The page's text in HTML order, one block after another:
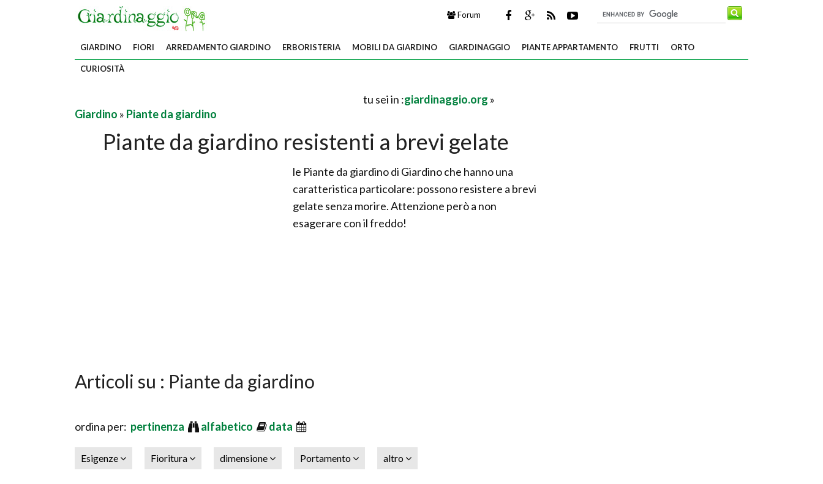
Forum
GIARDINO FIORI ARREDAMENTO GIARDINO ERBORISTERIA MOBILI DA GIARDINO GIARDINAGGIO PIANTE APPARTAMENTO FRUTTI ORTO
CURIOSITÀ
tu sei in :giardinaggio.org »
Giardino » Piante da giardino
Piante da giardino resistenti a brevi gelate
le Piante da giardino di Giardino che hanno una
caratteristica particolare: possono resistere a brevi
gelate senza morire. Attenzione però a non
esagerare con il freddo!
Articoli su : Piante da giardino
ordina per: pertinenza alfabetico data
Esigenze Fioritura dimensione Portamento altro